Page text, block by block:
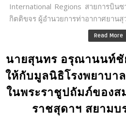
International Regions สายการบิน
กิตติขจร ผู้อำนวยการท่าอากาศยานสุ
Read More
นายสุนทร อรุณานนท์ชั
ให้กับมูลนิธิโรงพยาบา
ในพระราชูปถัมภ์ของส
ราชสุดาฯ สยามบ